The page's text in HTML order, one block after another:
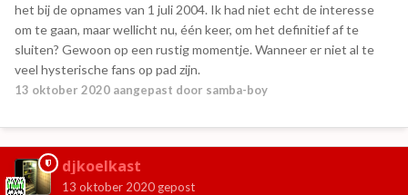
het bij de opnames van 1 juli 2004. Ik had niet echt de interesse
om te gaan, maar wellicht nu, één keer, om het definitief af te
sluiten? Gewoon op een rustig momentje. Wanneer er niet al te
veel hysterische fans op pad zijn.
13 oktober 2020 aangepast door samba-boy
djkoelkast
13 oktober 2020 gepost